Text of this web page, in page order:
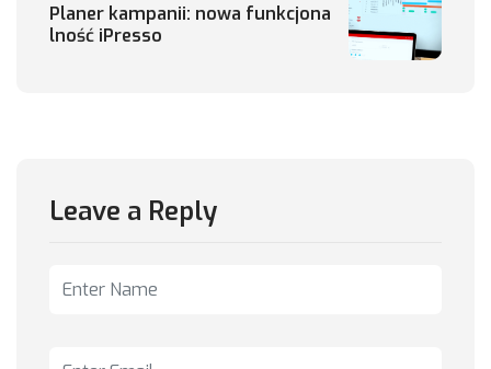
Planer kampanii: nowa funkcjona
lność iPresso
Leave a Reply